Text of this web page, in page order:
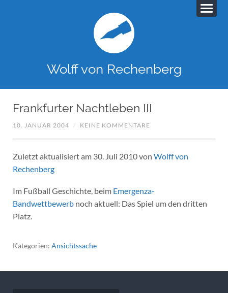
Wolff von Rechenberg
Frankfurter Nachtleben III
10. JANUAR 2004 / KEINE KOMMENTARE
Zuletzt aktualisiert am 30. Juli 2010 von Wolff von
Rechenberg
Im Fußball Geschichte, beim Emergenza-
Bandwettbewerb noch aktuell: Das Spiel um den dritten
Platz.
Kategorien: Ansichtssache